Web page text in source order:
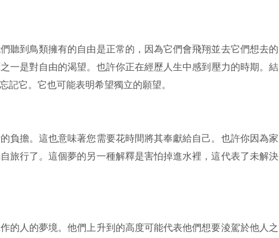
聽到鳥類擁有的自由是正常的，因為它們會飛翔並去它們想去的
一是對自由的渴望。也許你正在經歷人生中感到壓力的時期。結
記它。它也可能表明希望獨立的願望。
負擔。這也意味著您需要花時間將其奉獻給自己。也許你因為家
旅行了。這個夢的另一種解釋是害怕掉進水裡，這代表了未解決
的人的夢境。他們上升到的高度可能代表他們想要淩駕於他人之